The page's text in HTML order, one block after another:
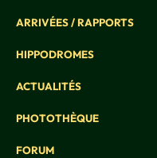
ARRIVÉES / RAPPORTS
HIPPODROMES
ACTUALITÉS
PHOTOTHÈQUE
FORUM